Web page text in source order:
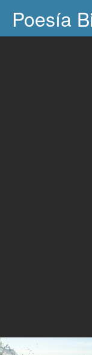
Poesía